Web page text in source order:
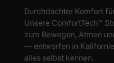
Durchdachter Komfort
Unsere ComfortTech™
zum Bewegen, Atmen
— entworfen in
alles selbst kennen.